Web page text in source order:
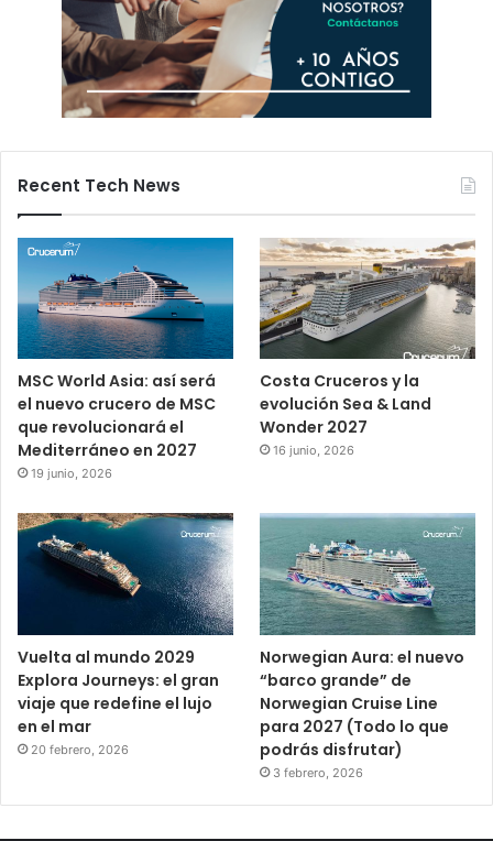
Recent Tech News
MSC World Asia: así será
el nuevo crucero de MSC
que revolucionará el
Mediterráneo en 2027
19 junio, 2026
Costa Cruceros y la
evolución Sea & Land
Wonder 2027
16 junio, 2026
Vuelta al mundo 2029
Explora Journeys: el gran
viaje que redefine el lujo
en el mar
20 febrero, 2026
Norwegian Aura: el nuevo
“barco grande” de
Norwegian Cruise Line
para 2027 (Todo lo que
podrás disfrutar)
3 febrero, 2026